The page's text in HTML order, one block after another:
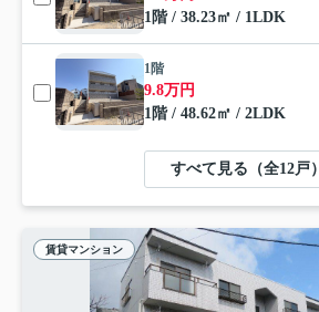
1階 / 38.23㎡ / 1LDK
1階
9.8万円
1階 / 48.62㎡ / 2LDK
すべて見る（全12戸）
賃貸マンション